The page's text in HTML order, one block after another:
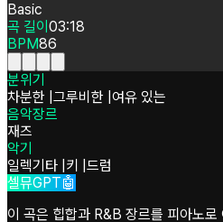
Basic
곡 길이 03:18
BPM86
분위기
차분한 그루비한 여유 있는
음악장르
재즈
악기
일렉기타 키 드럼
셀뮤GPT🤖
이 곡은 힙합과 R&B 장르를 피아노